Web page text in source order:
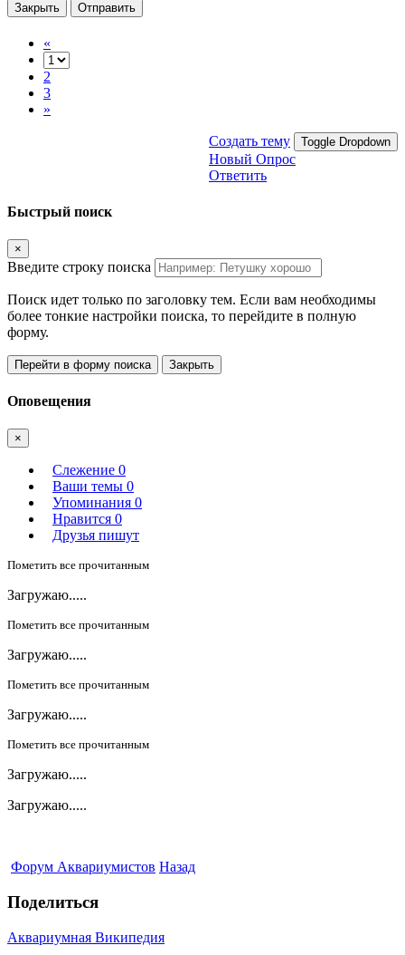
Закрыть Отправить
«
2
3
»
Создать тему Toggle Dropdown
Новый Опрос
Ответить
Быстрый поиск
×
Введите строку поиска
Поиск идет только по заголовку тем. Если вам необходимы
более тонкие настройки поиска, то перейдите в полную
форму.
Перейти в форму поиска Закрыть
Оповещения
×
Слежение 0
Ваши темы 0
Упоминания 0
Нравится 0
Друзья пишут
Пометить все прочитанным
Загружаю.....
Пометить все прочитанным
Загружаю.....
Пометить все прочитанным
Загружаю.....
Пометить все прочитанным
Загружаю.....
Загружаю.....
Форум Аквариумистов Назад
Поделиться
Аквариумная Википедия